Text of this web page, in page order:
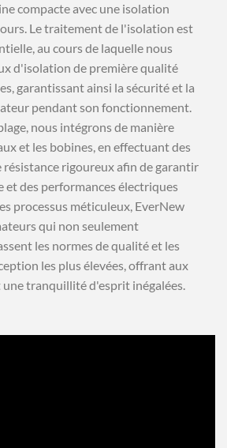
compacte avec une isolation
Le traitement de l'isolation est
au cours de laquelle nous
d'isolation de première qualité
garantissant ainsi la sécurité et la
pendant son fonctionnement.
nous intégrons de manière
et les bobines, en effectuant des
rigoureux afin de garantir
des performances électriques
processus méticuleux, EverNew
qui non seulement
les normes de qualité et les
les plus élevées, offrant aux
tranquillité d'esprit inégalées.